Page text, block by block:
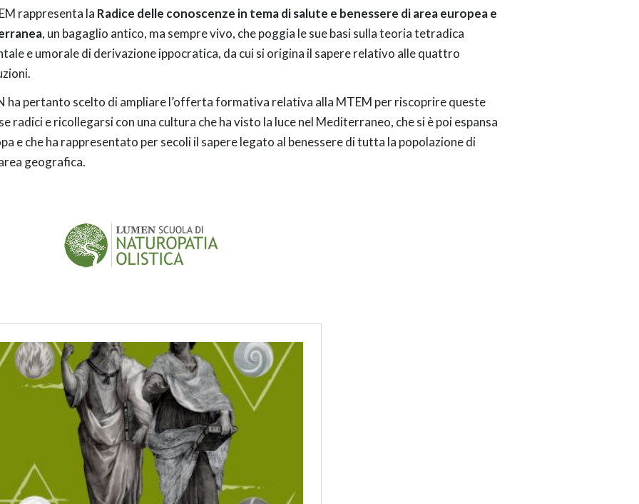
rappresenta la Radice delle conoscenze in tema di salute e benessere di area europea e
, un bagaglio antico, ma sempre vivo, che poggia le sue basi sulla teoria tetradica
e umorale di derivazione ippocratica, da cui si origina il sapere relativo alle quattro
ha pertanto scelto di ampliare l’offerta formativa relativa alla MTEM per riscoprire queste
radici e ricollegarsi con una cultura che ha visto la luce nel Mediterraneo, che si è poi espansa
e che ha rappresentato per secoli il sapere legato al benessere di tutta la popolazione di
geografica.